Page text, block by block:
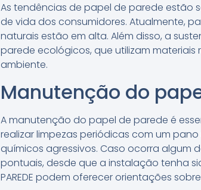
As tendências de papel de parede estão
de vida dos consumidores. Atualmente,
naturais estão em alta. Além disso, a
parede ecológicos, que utilizam
ambiente.
Manutenção do
A manutenção do papel de parede é
realizar limpezas periódicas com um
químicos agressivos. Caso ocorra algum
pontuais, desde que a instalação tenha sido
PAREDE podem oferecer orientações